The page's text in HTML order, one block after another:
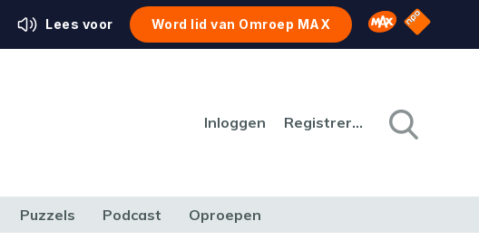
Lees voor Word lid van Omroep MAX Omroep MAX
NPO
Inloggen Registreren
Puzzels Podcast Oproepen